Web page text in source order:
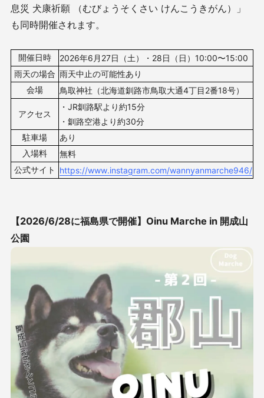
息災 犬康祈願 （むびょうそくさい けんこうきがん）」
も同時開催されます。
開催日時 2026年6月27日（土）・28日（日）10:00〜15:00
雨天の場合 雨天中止の可能性あり
会場
鳥取神社（北海道釧路市鳥取大通4丁目2番18号）
アクセス
・JR釧路駅より約15分
・釧路空港より約30分
駐車場
あり
入場料
無料
公式サイト
https://www.instagram.com/wannyanmarche946/
【2026/6/28に福島県で開催】 Oinu Marche in 開成山
公園